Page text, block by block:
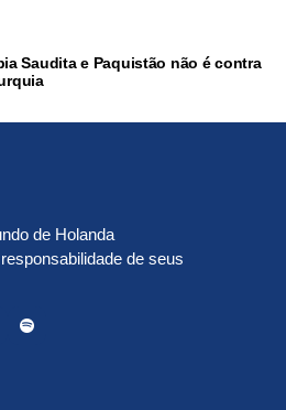
Saudita e Paquistão não é contra
de Holanda
de seus